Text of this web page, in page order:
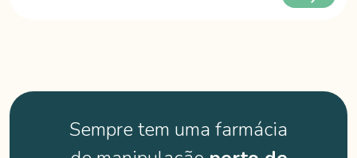
Sempre tem uma farmácia